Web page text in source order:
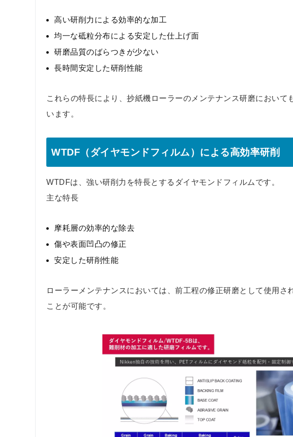
高い研削力による効率的な加工
均一な砥粒分布による安定した仕上げ面
研磨品質のばらつきが少ない
長時間安定した研削性能
これらの特長により、抄紙機ローラーのメンテナンス研磨におい
います。
WTDF（ダイヤモンドフィルム）による高効率研削
WTDFは、強い研削力を特長とするダイヤモンドフィルムです。
主な特長
摩耗層の効率的な除去
傷や表面凹凸の修正
安定した研削性能
ローラーメンテナンスにおいては、前工程の修正研磨として使用
ことが可能です。